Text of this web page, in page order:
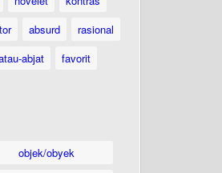
absurd
rasional
abjat
favorit
objek/obyek